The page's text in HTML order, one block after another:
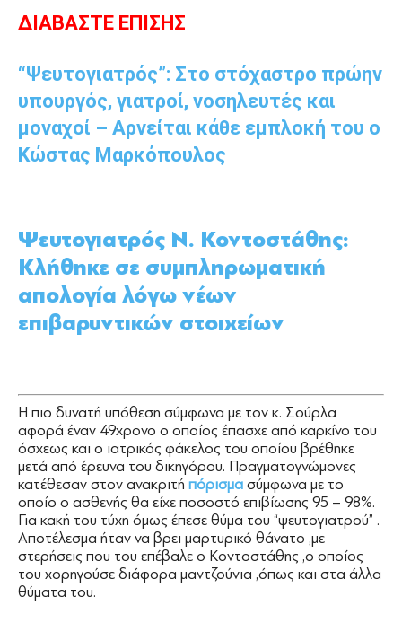
ΔΙΑΒΑΣΤΕ ΕΠΙΣΗΣ
“Ψευτογιατρός”: Στο στόχαστρο πρώην
υπουργός, γιατροί, νοσηλευτές και
μοναχοί – Αρνείται κάθε εμπλοκή του ο
Κώστας Μαρκόπουλος
Ψευτογιατρός Ν. Κοντοστάθης:
Κλήθηκε σε συμπληρωματική
απολογία λόγω νέων
επιβαρυντικών στοιχείων
Η πιο δυνατή υπόθεση σύμφωνα με τον κ. Σούρλα
αφορά έναν 49χρονο ο οποίος έπασχε από καρκίνο του
όσχεως και ο ιατρικός φάκελος του οποίου βρέθηκε
μετά από έρευνα του δικηγόρου. Πραγματογνώμονες
κατέθεσαν στον ανακριτή πόρισμα σύμφωνα με το
οποίο ο ασθενής θα είχε ποσοστό επιβίωσης 95 – 98%.
Για κακή του τύχη όμως έπεσε θύμα του “ψευτογιατρού” .
Αποτέλεσμα ήταν να βρει μαρτυρικό θάνατο ,με
στερήσεις που του επέβαλε ο Κοντοστάθης ,ο οποίος
του χορηγούσε διάφορα μαντζούνια ,όπως και στα άλλα
θύματα του.